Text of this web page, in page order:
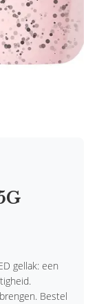
gellak: een
Bestel